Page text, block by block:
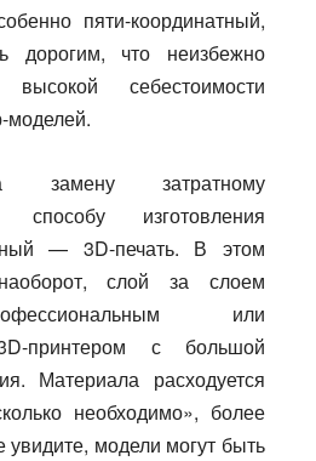
пяти-координатный,
дорогим, что неизбежно
себестоимости
моделей.
замену затратному
способу изготовления
— 3D-печать. В этом
слой за слоем
или
принтером с большой
Материала расходуется
необходимо», более
увидите, модели могут быть